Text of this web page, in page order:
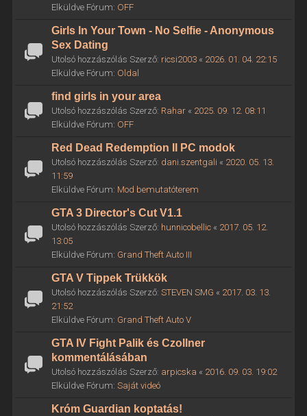
Elküldve Fórum: OFF
Girls In Your Town - No Selfie - Anonymous
Sex Dating
Utolsó hozzászólás Szerző: ricsi2003« 2026. 01. 04. 22:15
Elküldve Fórum: Oldal
find girls in your area
Utolsó hozzászólás Szerző: Rahar« 2025. 09. 12. 08:11
Elküldve Fórum: OFF
Red Dead Redemption II PC modok
Utolsó hozzászólás Szerző: dani.szentgali « 2020. 05. 13.
11:59
Elküldve Fórum: Mod bemutatóterem
GTA 3 Director's Cut V1.1
Utolsó hozzászólás Szerző: hunnicobellic« 2017. 05. 12.
13:05
Elküldve Fórum: Grand Theft Auto III
GTA V Tippek Trükkök
Utolsó hozzászólás Szerző: STEVEN SMG « 2017. 03. 13.
21:52
Elküldve Fórum: Grand Theft Auto V
GTA IV Fight Palik és Czollner
kommentálásában
Utolsó hozzászólás Szerző: arpicska « 2016. 09. 03. 19:02
Elküldve Fórum: Saját videó
Króm Guardian koptatás!